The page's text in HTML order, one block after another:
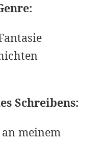
Schreibens:
meinem